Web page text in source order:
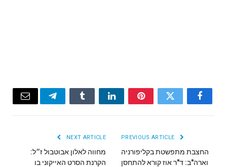
Facebook
Twitter
Pinterest
LinkedIn
Tumblr
Telegram
Email
החצבת מתפשטת בקליפורניה
וארה"ב: ד"ר אוז קורא להתחסן
NEXT ARTICLE
מחווה לאלון אבוטבול ז״ל:
הקרנת הסרט האייקוני בו